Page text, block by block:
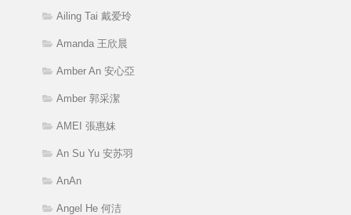
Ailing Tai 戴爱玲
Amanda 王欣晨
Amber An 安心亞
Amber 郭采潔
AMEI 張惠妹
An Su Yu 安苏羽
AnAn
Angel He 何洁